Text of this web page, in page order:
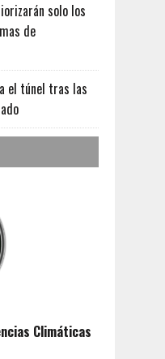
solo los
de
el túnel tras las
Climáticas